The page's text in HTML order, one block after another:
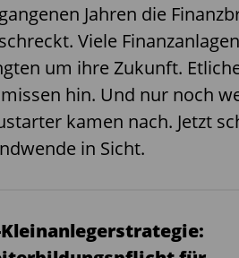
Jahren die
Viele
um ihre Zukunft.
hin. Und nur noch
kamen nach. Jetzt
in Sicht.
Kleinanlegerstrategie: